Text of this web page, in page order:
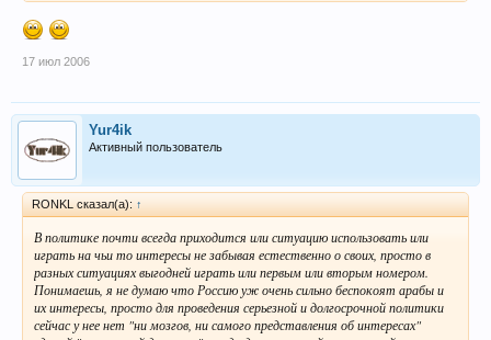
17 июл 2006
Yur4ik
Активный пользователь
RONKL сказал(а): ↑
В политике почти всегда приходится или ситуацию использовать или
играть на чьи то интересы не забывая естественно о своих, просто в
разных ситуациях выгодней играть или первым или вторым номером.
Понимаешь, я не думаю что Россию уж очень сильно беспокоят арабы и
их интересы, просто для проведения серьезной и долгосрочной политики
сейчас у нее нет "ни мозгов, ни самого представления об интересах"